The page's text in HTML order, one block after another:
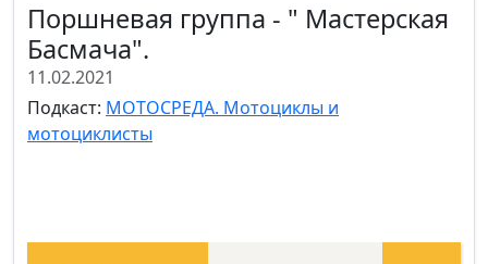
Поршневая группа - " Мастерская
Басмача".
11.02.2021
Подкаст: МОТОСРЕДА. Мотоциклы и
мотоциклисты